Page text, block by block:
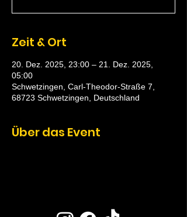
Zeit & Ort
20. Dez. 2025, 23:00 – 21. Dez. 2025,
05:00
Schwetzingen, Carl-Theodor-Straße 7,
68723 Schwetzingen, Deutschland
Über das Event